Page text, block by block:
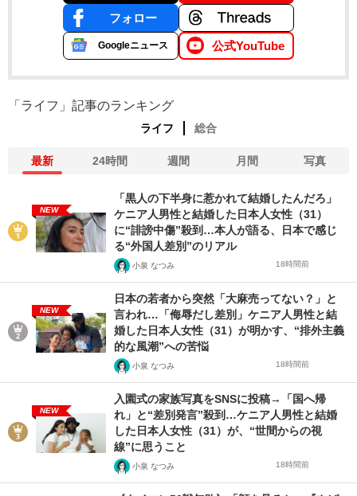
フォロー
Googleニュース 公式YouTube
「ライフ」記事のランキング
ライフ 総合
最新 24時間 週間 月間 写真
NEW
「黒人の下半身に惹かれて結婚したんだろ」
ケニア人男性と結婚した日本人女性（31）
に“誹謗中傷”殺到…本人が語る、日本で感じ
る“外国人差別”のリアル
小泉 なつみ 18時間前
NEW
日本の若者から突然「大麻売ってない？」と
言われ…「侮辱だし差別」ケニア人男性と結
婚した日本人女性（31）が明かす、“排外主義
的な風潮”への苦悩
小泉 なつみ 18時間前
NEW
入園式の家族写真をSNSに投稿→「国へ帰
れ」と“差別発言”殺到…ケニア人男性と結婚
した日本人女性（31）が、“世間からの視
線”に思うこと
小泉 なつみ 18時間前